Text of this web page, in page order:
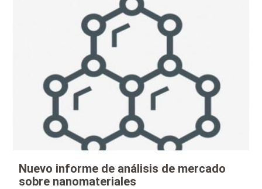
Nuevo informe de análisis de mercado
sobre nanomateriales